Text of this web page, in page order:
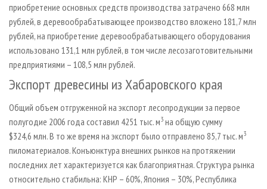
приобретение основных средств производства затрачено 668 млн
рублей, в деревообрабатывающее производство вложено 181,7 млн
рублей, на приобретение деревообрабатывающего оборудования
использовано 131,1 млн рублей, в том числе лесозаготовительными
предприятиями – 108,5 млн рублей.
Экспорт древесины из Хабаровского края
Общий объем отгруженной на экспорт лесопродукции за первое
полугодие 2006 года составил 4251 тыс. м3 на общую сумму
$324,6 млн. В то же время на экспорт было отправлено 85,7 тыс. м3
пиломатериалов. Конъюнктура внешних рынков на протяжении
последних лет характеризуется как благоприятная. Структура рынка
относительно стабильна: КНР – 60%, Япония – 30%, Республика